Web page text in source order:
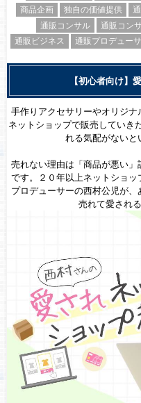
商品企画
独自の価値提供
通販コンサル
通販コン
通販ビジネス
通販プロデュー
【初心者向け】
手作りアクセサリーやオリジ
ネットショップで販売していき
れる気配がないと
売れない理由は「商品が悪い
です。２０年以上ネットショ
プロデューサーの西村公児が
売れて愛され